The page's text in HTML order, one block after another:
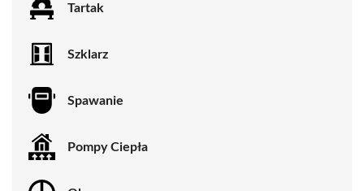
Tartak
Szklarz
Spawanie
Pompy Ciepła